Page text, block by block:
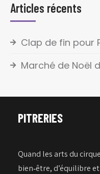
Articles récents
Clap de fin pour
Marché de Noël
PITRERIES
Quand les arts du
bien‑être, d’équilibre